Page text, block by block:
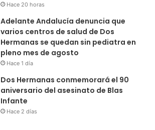
Hace 20 horas
Adelante Andalucía denuncia que
varios centros de salud de Dos
Hermanas se quedan sin pediatra en
pleno mes de agosto
Hace 1 día
Dos Hermanas conmemorará el 90
aniversario del asesinato de Blas
Infante
Hace 2 días